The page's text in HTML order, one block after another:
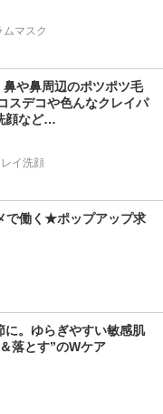
マスク
や鼻周辺のポツポツ毛
スデコや色んなクレイパ
顔など…
イ洗顔
で働く★ポップアップ求
に。ゆらぎやすい敏感肌
落とす”のWケア